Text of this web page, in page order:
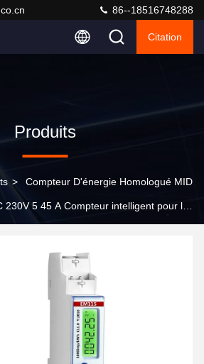
86--18516748288
Citation
Produits
> Compteur D'énergie Homologué MID
230V 5 45 A Compteur intelligent pour la